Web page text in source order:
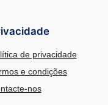
de privacidade
e condições
nos